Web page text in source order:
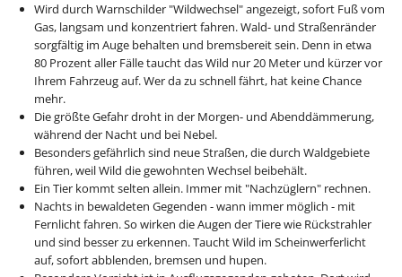
Wird durch Warnschilder "Wildwechsel" angezeigt, sofort Fuß vom
Gas, langsam und konzentriert fahren. Wald- und Straßenränder
sorgfältig im Auge behalten und bremsbereit sein. Denn in etwa
80 Prozent aller Fälle taucht das Wild nur 20 Meter und kürzer vor
Ihrem Fahrzeug auf. Wer da zu schnell fährt, hat keine Chance
mehr.
Die größte Gefahr droht in der Morgen- und Abenddämmerung,
während der Nacht und bei Nebel.
Besonders gefährlich sind neue Straßen, die durch Waldgebiete
führen, weil Wild die gewohnten Wechsel beibehält.
Ein Tier kommt selten allein. Immer mit "Nachzüglern" rechnen.
Nachts in bewaldeten Gegenden - wann immer möglich - mit
Fernlicht fahren. So wirken die Augen der Tiere wie Rückstrahler
und sind besser zu erkennen. Taucht Wild im Scheinwerferlicht
auf, sofort abblenden, bremsen und hupen.